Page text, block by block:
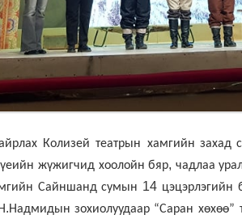
Колизей театрын хамгийн захад
жүжигчид хоолойн бяр, чадлаа
Сайншанд сумын 14 цэцэрлэгийн
Н.Надмидын зохиолуудаар “Саран хөхөө”